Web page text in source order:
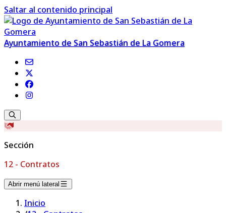
Saltar al contenido principal
Ayuntamiento de San Sebastián de La Gomera
Sección
12 - Contratos
Abrir menú lateral
Inicio